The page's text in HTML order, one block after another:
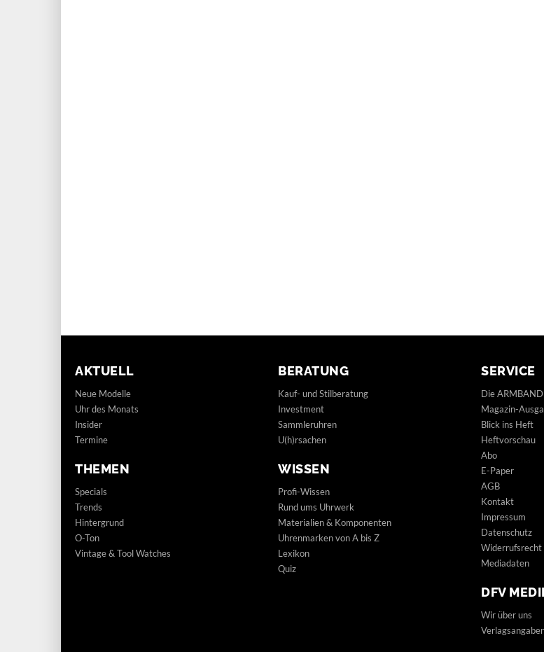
AKTUELL
Neue Modelle
Uhr des Monats
Insider
Termine
THEMEN
Specials
Trends
Hintergrund
O-Ton
Vintage & Tool Watches
BERATUNG
Kauf- und Stilberatung
Investment
Sammleruhren
U(h)rsachen
WISSEN
Profi-Wissen
Rund ums Uhrwerk
Materialien & Komponenten
Uhrenmarken von A bis Z
Lexikon
Quiz
SERVICE
Die
Magazin-
Blick ins Heft
Heftvorschau
Abo
E-Paper
AGB
Kontakt
Impressum
Datenschutz
Widerrufsrecht
Mediadaten
DFV
Wir über uns